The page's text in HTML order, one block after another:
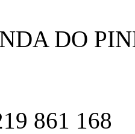
DO
861 168